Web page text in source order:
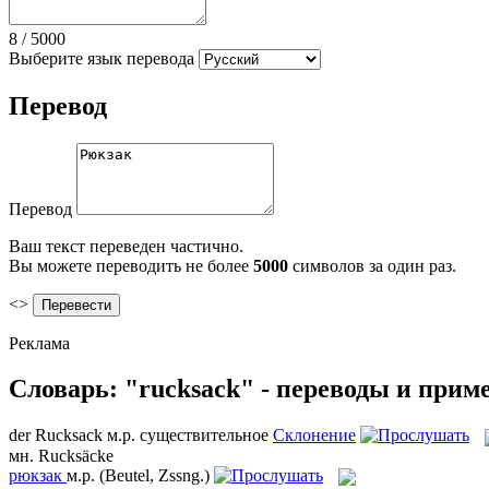
8 / 5000
Выберите язык перевода
Перевод
Перевод
Ваш текст переведен частично.
Вы можете переводить не более 5000 символов за один раз.
<>
Реклама
Словарь: "rucksack" - переводы и
derRucksack м.р. существительное Склонение
мн. Rucksäcke
рюкзак м.р. (Beutel, Zssng.)